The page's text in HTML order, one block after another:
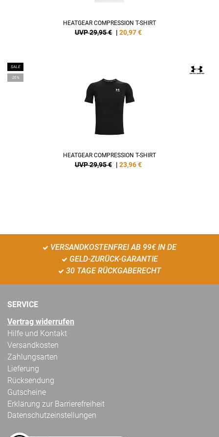
HEATGEAR COMPRESSION T-SHIRT
UVP 29,95 € | 20,97€
SALE
-20%
HEATGEAR COMPRESSION T-SHIRT
UVP 29,95 € | 23,96€
VERSANDKOSTENFREI AB 99€ IN DE
GELD-ZURÜCK-GARANTIE
30 TAGE RÜCKGABERECHT
SERVICE
Vertrag widerrufen
Hilfe und Kontakt
Versandkosten
Zahlungsarten
Lieferung
Rücksendung
Gutscheine
Erklärung zur Barrierefreiheit
Datenschutzeinstellungen